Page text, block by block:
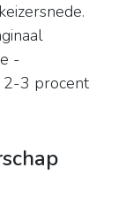
-
2-3 procent